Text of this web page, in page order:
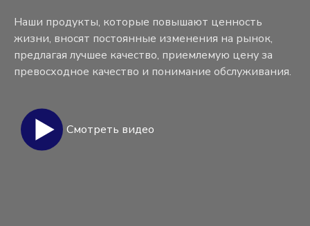
Наши продукты, которые повышают ценность
жизни, вносят постоянные изменения на рынок,
предлагая лучшее качество, приемлемую цену за
превосходное качество и понимание обслуживания.
Смотреть видео